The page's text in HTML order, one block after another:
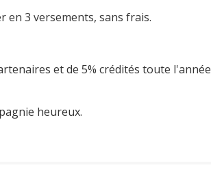
en 3 versements, sans frais.
et de 5% crédités toute
heureux.